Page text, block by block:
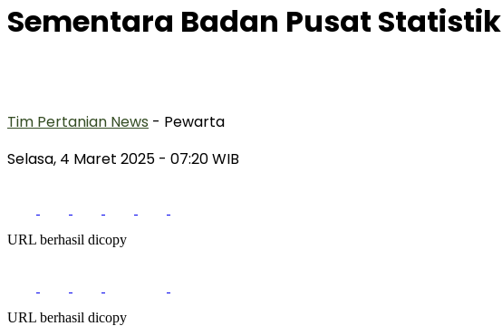
Sementara Badan Pusat Statistik
Tim Pertanian News - Pewarta
Selasa, 4 Maret 2025 - 07:20 WIB
URL berhasil dicopy
URL berhasil dicopy